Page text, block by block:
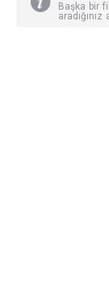
Başka bir